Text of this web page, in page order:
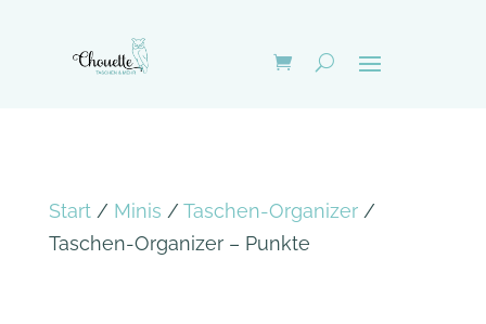
Start/ Minis / Taschen-Organizer/
Taschen-Organizer – Punkte